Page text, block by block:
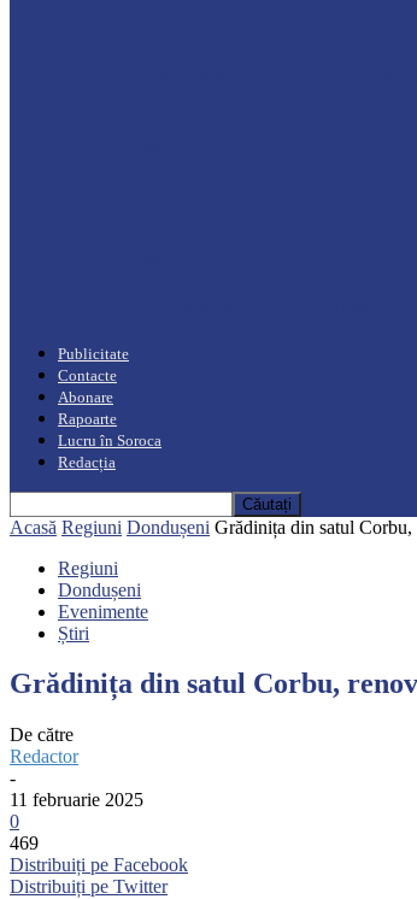
Publicitate
Contacte
Abonare
Rapoarte
Lucru în Soroca
Redacția
Acasă Regiuni Dondușeni Grădinița din satul Corbu,
Regiuni
Dondușeni
Evenimente
Știri
Grădinița din satul Corbu,
De către
Redactor
-
11 februarie 2025
0
469
Distribuiți pe Facebook
Distribuiți pe Twitter